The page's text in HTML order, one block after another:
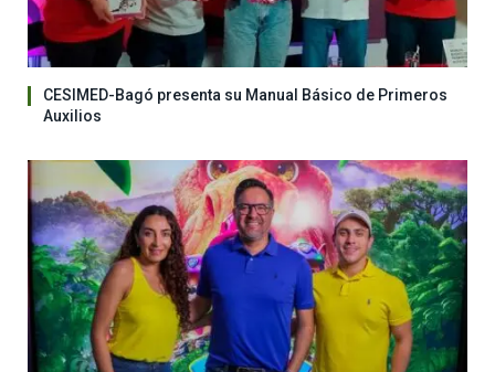
CESIMED-Bagó presenta su Manual Básico de Primeros
Auxilios